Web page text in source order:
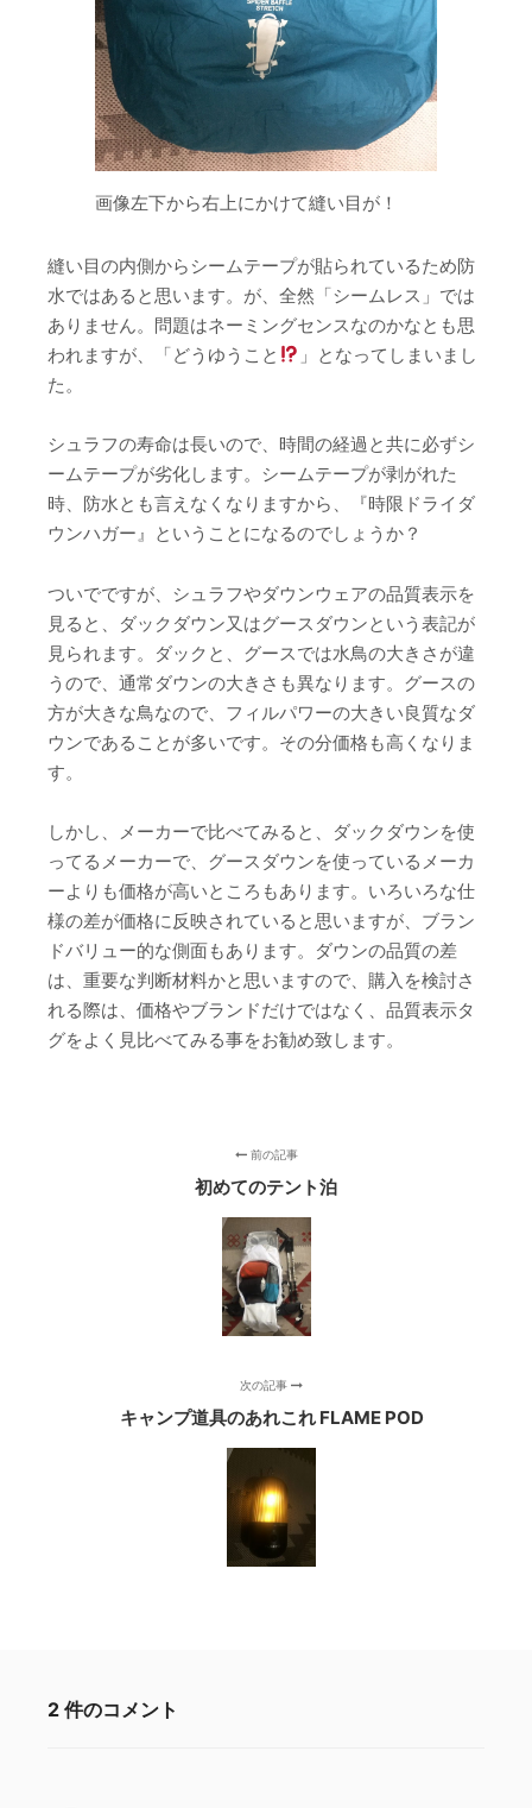
画像左下から右上にかけて縫い目が！
縫い目の内側からシームテープが貼られているため防
水ではあると思います。が、全然「シームレス」では
ありません。問題はネーミングセンスなのかなとも思
われますが、「どうゆうこと
」となってしまいまし
た。
シュラフの寿命は長いので、時間の経過と共に必ずシ
ームテープが劣化します。シームテープが剥がれた
時、防水とも言えなくなりますから、『時限ドライダ
ウンハガー』ということになるのでしょうか？
ついでですが、シュラフやダウンウェアの品質表示を
見ると、ダックダウン又はグースダウンという表記が
見られます。ダックと、グースでは水鳥の大きさが違
うので、通常ダウンの大きさも異なります。グースの
方が大きな鳥なので、フィルパワーの大きい良質なダ
ウンであることが多いです。その分価格も高くなりま
す。
しかし、メーカーで比べてみると、ダックダウンを使
ってるメーカーで、グースダウンを使っているメーカ
ーよりも価格が高いところもあります。いろいろな仕
様の差が価格に反映されていると思いますが、ブラン
ドバリュー的な側面もあります。ダウンの品質の差
は、重要な判断材料かと思いますので、購入を検討さ
れる際は、価格やブランドだけではなく、品質表示タ
グをよく見比べてみる事をお勧め致します。
前の記事
初めてのテント泊
次の記事
キャンプ道具のあれこれ FLAME POD
2 件のコメント